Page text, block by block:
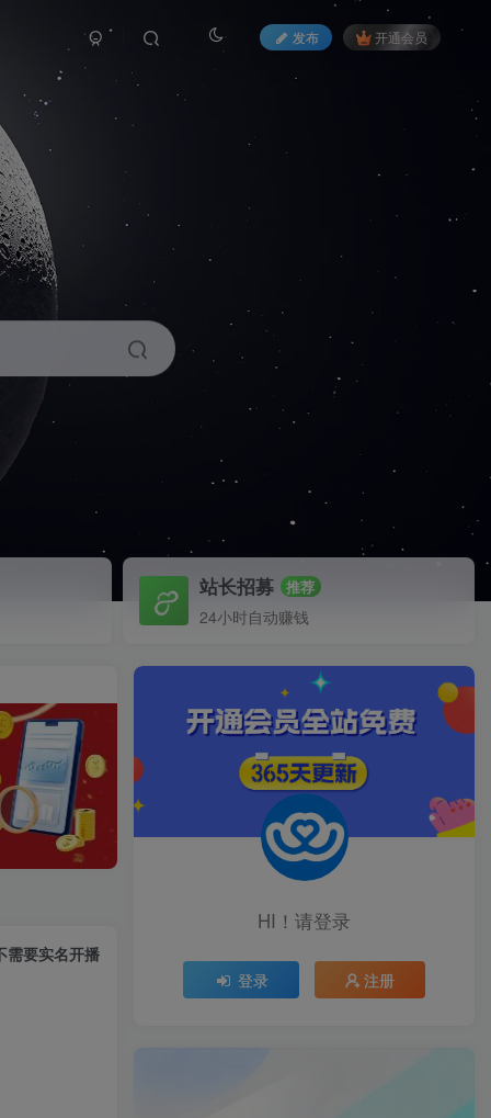
发布 开通会员
站长招募 推荐
24小时自动赚钱
需要实名开播
HI！请登录
登录 注册